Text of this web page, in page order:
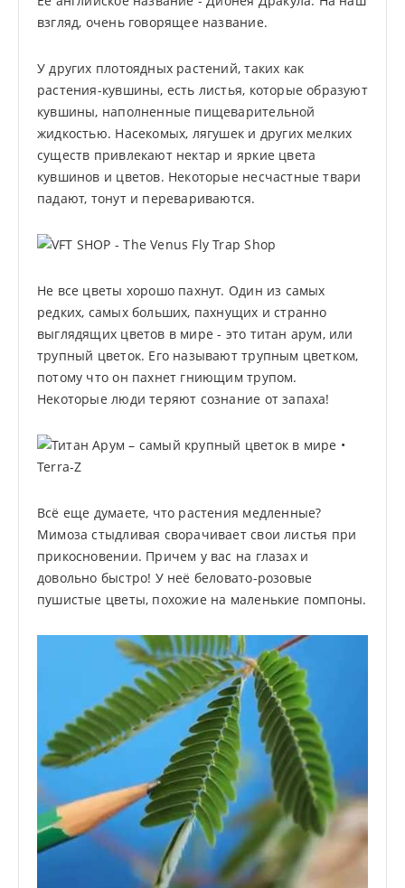
взгляд, очень говорящее название.
У других плотоядных растений, таких как
растения-кувшины, есть листья, которые образуют
кувшины, наполненные пищеварительной
жидкостью. Насекомых, лягушек и других мелких
существ привлекают нектар и яркие цвета
кувшинов и цветов. Некоторые несчастные твари
падают, тонут и перевариваются.
Не все цветы хорошо пахнут. Один из самых
редких, самых больших, пахнущих и странно
выглядящих цветов в мире - это титан арум, или
трупный цветок. Его называют трупным цветком,
потому что он пахнет гниющим трупом.
Некоторые люди теряют сознание от запаха!
Всё еще думаете, что растения медленные?
Мимоза стыдливая сворачивает свои листья при
прикосновении. Причем у вас на глазах и
довольно быстро! У неё беловато-розовые
пушистые цветы, похожие на маленькие помпоны.